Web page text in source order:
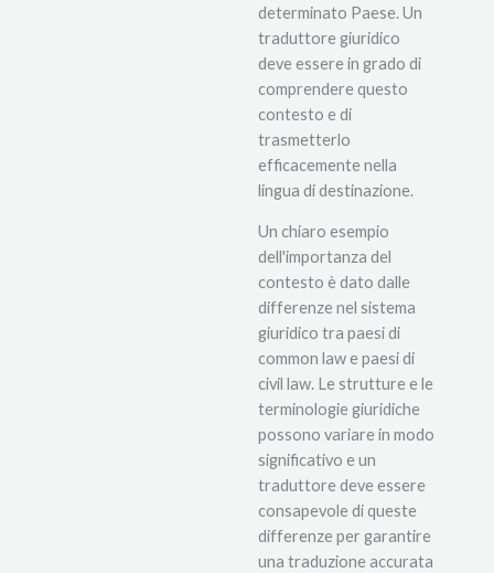
determinato Paese. Un
traduttore giuridico
deve essere in grado di
comprendere questo
contesto e di
trasmetterlo
efficacemente nella
lingua di destinazione.
Un chiaro esempio
dell'importanza del
contesto è dato dalle
differenze nel sistema
giuridico tra paesi di
common law e paesi di
civil law. Le strutture e le
terminologie giuridiche
possono variare in modo
significativo e un
traduttore deve essere
consapevole di queste
differenze per garantire
una traduzione accurata